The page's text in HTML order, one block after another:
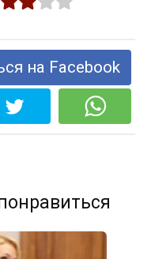
на Facebook